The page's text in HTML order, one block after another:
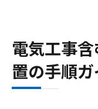
電気工事
置の手順